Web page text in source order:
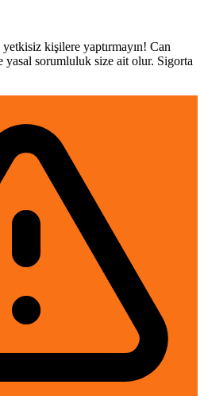
kişilere yaptırmayın! Can
sorumluluk size ait olur. Sigorta